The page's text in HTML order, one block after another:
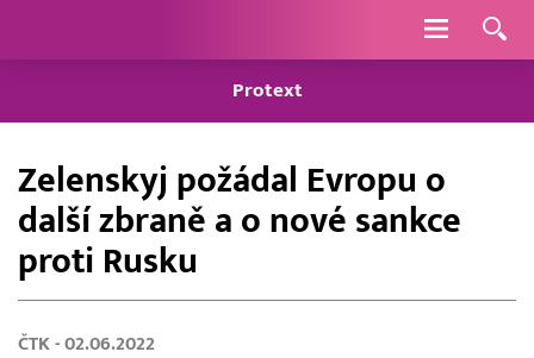
Navigace
Protext
Zelenskyj požádal Evropu o
další zbraně a o nové sankce
proti Rusku
ČTK - 02.06.2022